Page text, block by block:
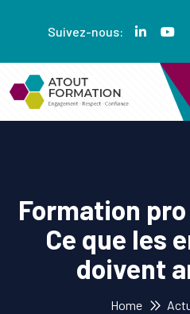
Suivez-nous:
Formation
Ce que les
doivent
Home